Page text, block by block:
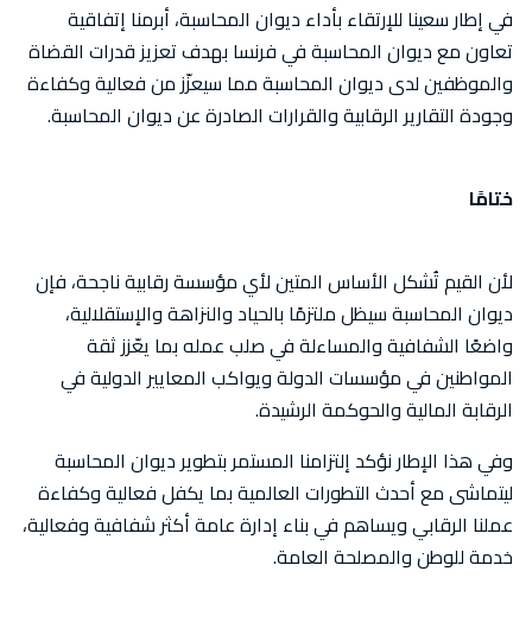
في إطار سعينا للإرتقاء بأداء ديوان المحاسبة، أبرمنا إتفاقية
تعاون مع ديوان المحاسبة في فرنسا بهدف تعزيز قدرات القضاة
والموظفين لدى ديوان المحاسبة مما سيعزّز من فعالية وكفاءة
وجودة التقارير الرقابية والقرارات الصادرة عن ديوان المحاسبة.
ختامًا
لأن القيم تُشكل الأساس المتين لأي مؤسسة رقابية ناجحة، فإن
ديوان المحاسبة سيظل ملتزمًا بالحياد والنزاهة والإستقلالية،
واضعًا الشفافية والمساءلة في صلب عمله بما يعّزز ثقة
المواطنين في مؤسسات الدولة ويواكب المعايير الدولية في
الرقابة المالية والحوكمة الرشيدة.
وفي هذا الإطار نؤكد إلتزامنا المستمر بتطوير ديوان المحاسبة
ليتماشى مع أحدث التطورات العالمية بما يكفل فعالية وكفاءة
عملنا الرقابي ويساهم في بناء إدارة عامة أكثر شفافية وفعالية،
خدمة للوطن والمصلحة العامة.